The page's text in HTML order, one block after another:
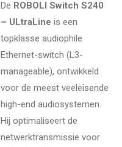
De ROBOLI Switch S240
– ULtraLine is een
topklasse audiophile
Ethernet-switch (L3-
manageable), ontwikkeld
voor de meest veeleisende
high-end audiosystemen.
Hij optimaliseert de
netwerktransmissie voor